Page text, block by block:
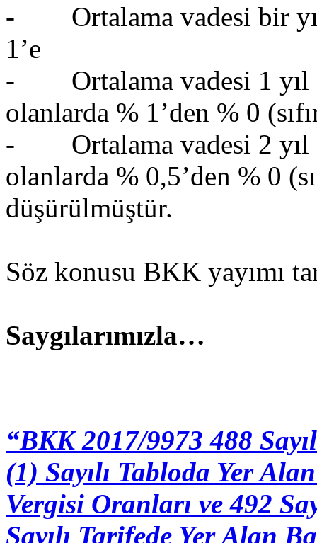
- Ortalama vadesi bir
1’e
- Ortalama vadesi 1 yıl
olanlarda % 1’den % 0
- Ortalama vadesi 2 yıl
olanlarda % 0,5’den % 0
düşürülmüştür.
Söz konusu BKK yayımı
Saygılarımızla…
“BKK 2017/9973 488
(1) Sayılı Tabloda Yer
Vergisi Oranları ve 492
Sayılı Tarifede Yer Alan